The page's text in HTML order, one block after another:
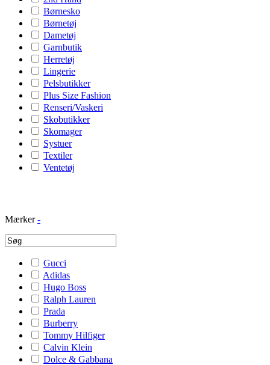
Børnesko
Børnetøj
Dametøj
Garnbutik
Herretøj
Lingerie
Pelsbutikker
Plus Size Fashion
Renseri/Vaskeri
Skobutikker
Skomager
Systuer
Textiler
Ventetøj
Mærker -
Gucci
Adidas
Hugo Boss
Ralph Lauren
Prada
Burberry
Tommy Hilfiger
Calvin Klein
Dolce & Gabbana